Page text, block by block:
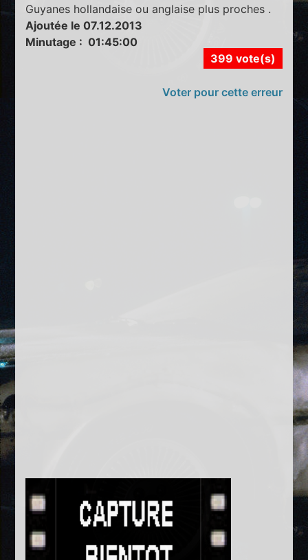
Guyanes hollandaise ou anglaise plus proches .
Ajoutée le 07.12.2013
Minutage : 01:45:00
399 vote(s)
Voter pour cette erreur